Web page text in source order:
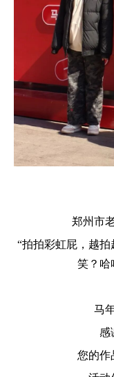
郑州市
“拍拍彩虹屁，越
笑？哈
马年
感谢
您的作品